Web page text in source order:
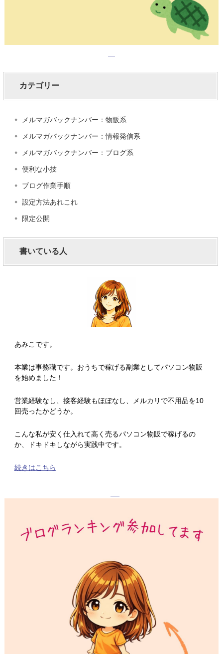
カテゴリー
メルマガバックナンバー：物販系
メルマガバックナンバー：情報発信系
メルマガバックナンバー：ブログ系
便利な小技
ブログ作業手順
設定方法あれこれ
限定公開
書いている人
あみこです。
本業は事務職です。おうちで稼げる副業としてパソコン物販
を始めました！
営業経験なし、接客経験もほぼなし、メルカリで不用品を10
回売ったかどうか。
こんな私が安く仕入れて高く売るパソコン物販で稼げるの
か、ドキドキしながら実践中です。
続きはこちら